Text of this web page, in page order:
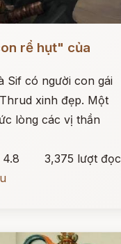
rể hụt" của
Sif có người con gái
xinh đẹp. Một
lòng các vị thần
4.8
3,375 lượt đọc